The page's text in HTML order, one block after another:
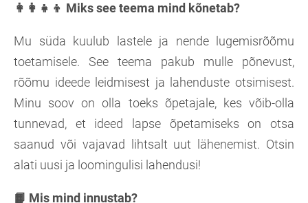
👩‍👩‍👧‍👦 Miks see teema mind kõnetab?
Mu süda kuulub lastele ja nende lugemisrõõmu
toetamisele. See teema pakub mulle põnevust,
rõõmu ideede leidmisest ja lahenduste otsimisest.
Minu soov on olla toeks õpetajale, kes võib-olla
tunnevad, et ideed lapse õpetamiseks on otsa
saanud või vajavad lihtsalt uut lähenemist. Otsin
alati uusi ja loomingulisi lahendusi!
📙 Mis mind innustab?